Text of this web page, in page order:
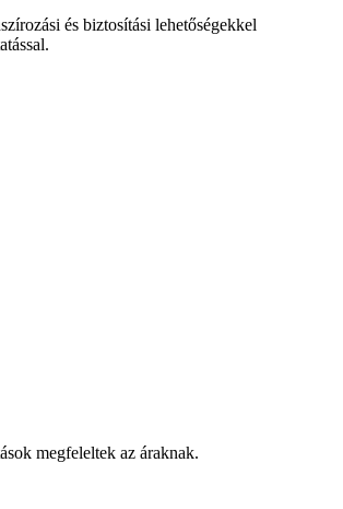
és biztosítási lehetőségekkel
megfeleltek az áraknak.